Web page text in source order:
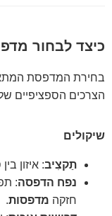
כיצד לבחור
בחירת המדפסת
הצרכים הספציפיים
שיקולים
תַקצִיב: איזון
נפח הדפסה:
חזקה מדפסות.